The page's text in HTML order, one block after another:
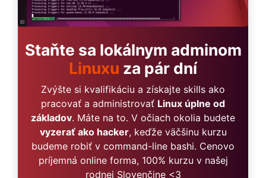
Staňte sa lokálnym adminom
Linuxu za pár dní
Zvýšte si kvalifikáciu a získajte skills ako
pracovať a administrovať Linux úplne od
základov. Máte na to. V očiach okolia budete
vyzerať ako hacker, keďže väčšinu kurzu
budeme robiť v command-line bashi. Cenovo
príjemná online forma, 100% kurzu v našej
rodnej Slovenčine <3